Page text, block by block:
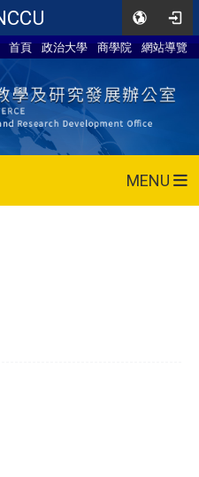
首頁 政治大學 商學院 網站導覽
MENU